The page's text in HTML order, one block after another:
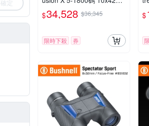
確定
m 智慧顯色雷射測距雙筒望
遠鏡 FX1042AD
$34,528 $36,345
限時下殺 券
$